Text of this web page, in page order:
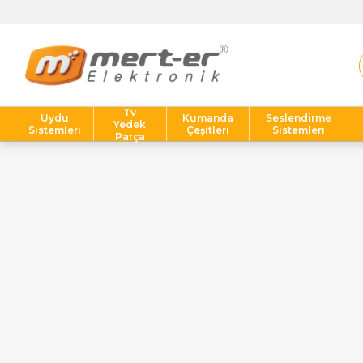
Uydu
Sistemleri
Tv
Yedek
Parça
Kumanda
Çeşitleri
Seslendirme
Sistemleri